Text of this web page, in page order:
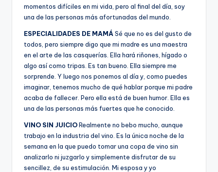
momentos difíciles en mi vida, pero al final del día, soy
una de las personas más afortunadas del mundo.
ESPECIALIDADES DE MAMÁ Sé que no es del gusto de
todos, pero siempre digo que mi madre es una maestra
en el arte de las casquerías. Ella hará riñones, hígado o
algo así como tripas. Es tan bueno. Ella siempre me
sorprende. Y luego nos ponemos al día y, como puedes
imaginar, tenemos mucho de qué hablar porque mi padre
acaba de fallecer. Pero ella está de buen humor. Ella es
una de las personas más fuertes que he conocido.
VINO SIN JUICIORealmente no bebo mucho, aunque
trabajo en la industria del vino. Es la única noche de la
semana en la que puedo tomar una copa de vino sin
analizarlo ni juzgarlo y simplemente disfrutar de su
sencillez, de su estimulación. Mi esposa y yo